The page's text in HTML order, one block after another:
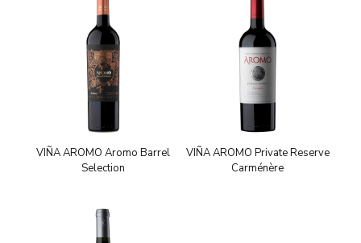
VIÑA AROMO Aromo Barrel
Selection
VIÑA AROMO Private Reserve
Carménère